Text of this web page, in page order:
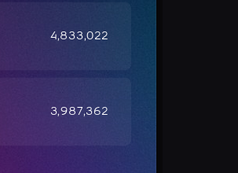
4,833,022
3,987,362